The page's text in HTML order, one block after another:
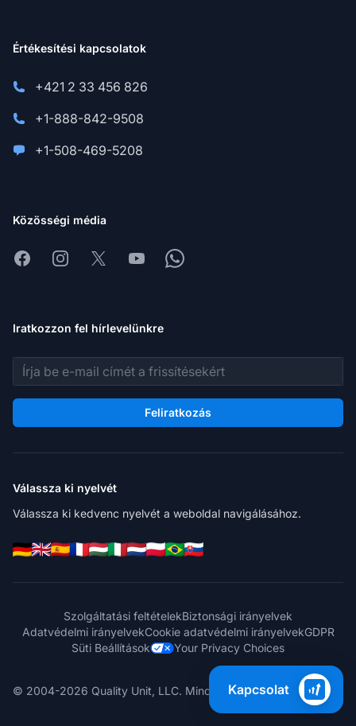
Értékesítési kapcsolatok
+421 2 33 456 826
+1-888-842-9508
+1-508-469-5208
Közösségi média
FacebookInstagram
X YoutubeWhatsapp
Iratkozzon fel hírlevelünkre
E-mail cím
Feliratkozás
Válassza ki nyelvét
Válassza ki kedvenc nyelvét a weboldal navigálásához.
Szolgáltatási feltételekBiztonsági irányelvek
Adatvédelmi irányelvekCookie adatvédelmi irányelvekGDPR
Süti Beállítások
Your Privacy Choices
© 2004-2026 Quality Unit, LLC. Minden jog fenntartva.
Kapcsolat